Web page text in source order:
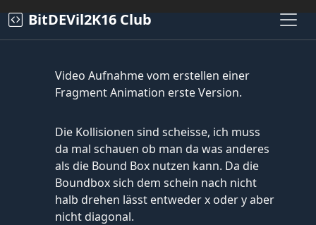
BitDEVil2K16 Club
Video Aufnahme vom erstellen einer
Fragment Animation erste Version.
Die Kollisionen sind scheisse, ich muss
da mal schauen ob man da was anderes
als die Bound Box nutzen kann. Da die
Boundbox sich dem schein nach nicht
halb drehen lässt entweder x oder y aber
nicht diagonal.